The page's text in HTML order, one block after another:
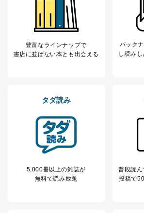
③国の機関又は地方公共団体が法令の定
することに対して協力する必要がある場
用目的を本人に通知し、又は公表するこ
④開示対象個人情報の利用目的が明らか
の停止または消去」「第三者への提供の
に対応させていただいております。 当
個人情報は「マイページ」にログインし
で、訂正、追加、変更を行っていただ
す。マイページをご利用いただけない方
つきましては、下記Aをご覧ください。
ただいた個人情報のうち、市町村など
期限など、商品のお届けやご請求を行
情報に変更があった場合には、当社が
豊富なラインナップで
書店に並ばない本とも出会える
バック
し読み
タダ読み
5,000冊以上の雑誌が
無料で読み放題
普段読
投稿で